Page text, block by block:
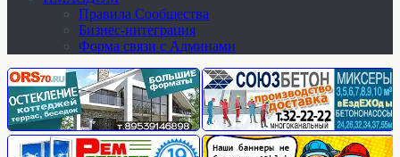
Правила Сообщества
Бизнес-интеграция
Форма связи с Админами